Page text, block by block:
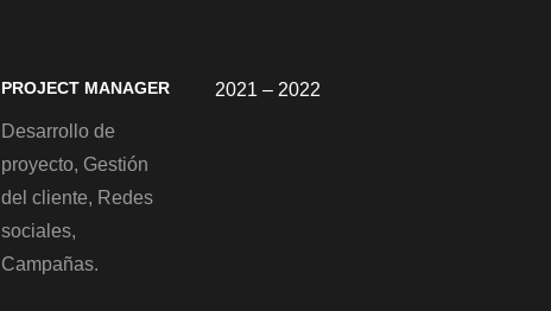
PROJECT MANAGER
Desarrollo de
proyecto, Gestión
del cliente, Redes
sociales,
Campañas.
2021 – 2022